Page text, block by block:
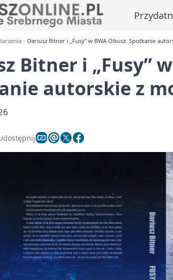
Dariusz Bitner i „Fusy” w BWA Olkusz. Spotkanie
Bitner i „Fusy”
autorskie z